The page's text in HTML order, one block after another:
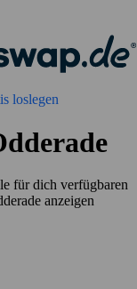
loslegen
für dich verfügbaren
anzeigen